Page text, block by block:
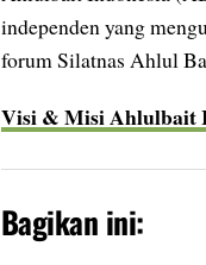
independen yang
forum Silatnas Ahlul
Visi & Misi Ahlulbait
Bagikan ini: